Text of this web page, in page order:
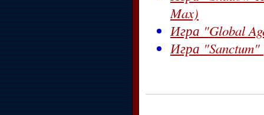
Max)
Игра "Global
Игра "Sanctum"